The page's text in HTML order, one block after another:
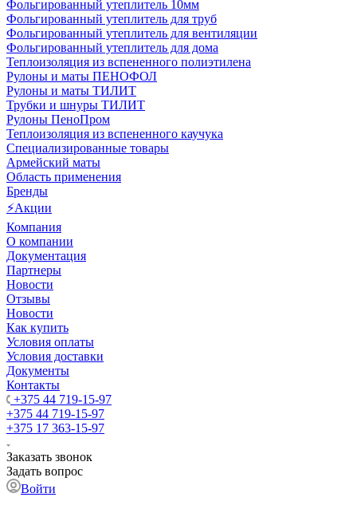
Фольгированный утеплитель 10мм
Фольгированный утеплитель для труб
Фольгированный утеплитель для вентиляции
Фольгированный утеплитель для дома
Теплоизоляция из вспененного полиэтилена
Рулоны и маты ПЕНОФОЛ
Рулоны и маты ТИЛИТ
Трубки и шнуры ТИЛИТ
Рулоны ПеноПром
Теплоизоляция из вспененного каучука
Специализированные товары
Армейский маты
Область применения
Бренды
⚡Акции
Компания
О компании
Документация
Партнеры
Новости
Отзывы
Новости
Как купить
Условия оплаты
Условия доставки
Документы
Контакты
+375 44 719-15-97
+375 44 719-15-97
+375 17 363-15-97
Заказать звонок
Задать вопрос
Войти